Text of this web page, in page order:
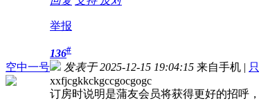
举报
空中一号
136#
发表于 2025-12-15 19:04:15 来自手机 |
xxfjcgkkckgccgocgogc
订房时说明是蒲友会员将获得更好的招呼